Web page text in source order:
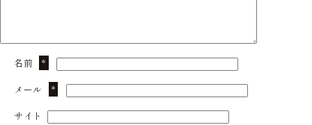
名前 *
メール *
サイト